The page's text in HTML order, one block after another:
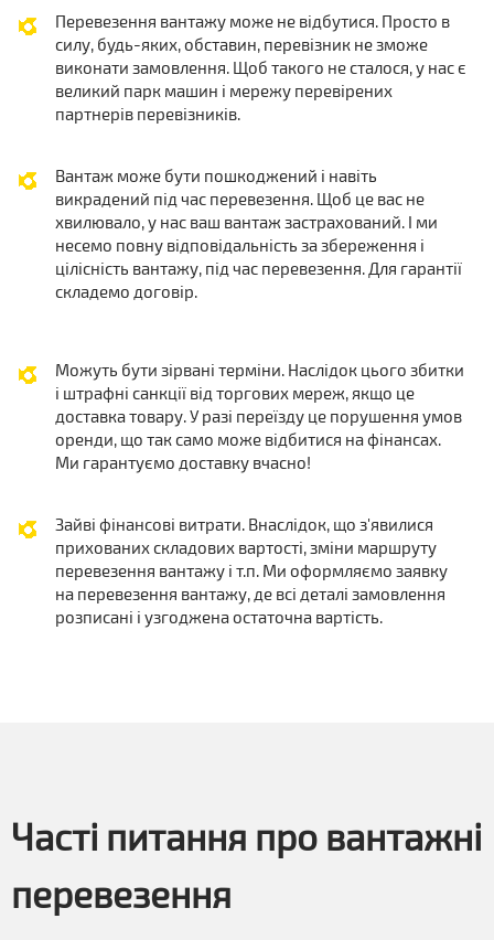
Перевезення вантажу може не відбутися. Просто в
силу, будь-яких, обставин, перевізник не зможе
виконати замовлення. Щоб такого не сталося, у нас є
великий парк машин і мережу перевірених
партнерів перевізників.
Вантаж може бути пошкоджений і навіть
викрадений під час перевезення. Щоб це вас не
хвилювало, у нас ваш вантаж застрахований. І ми
несемо повну відповідальність за збереження і
цілісність вантажу, під час перевезення. Для гарантії
складемо договір.
Можуть бути зірвані терміни. Наслідок цього збитки
і штрафні санкції від торгових мереж, якщо це
доставка товару. У разі переїзду це порушення умов
оренди, що так само може відбитися на фінансах.
Ми гарантуємо доставку вчасно!
Зайві фінансові витрати. Внаслідок, що з'явилися
прихованих складових вартості, зміни маршруту
перевезення вантажу і т.п. Ми оформляємо заявку
на перевезення вантажу, де всі деталі замовлення
розписані і узгоджена остаточна вартість.
Часті питання про вантажні
перевезення